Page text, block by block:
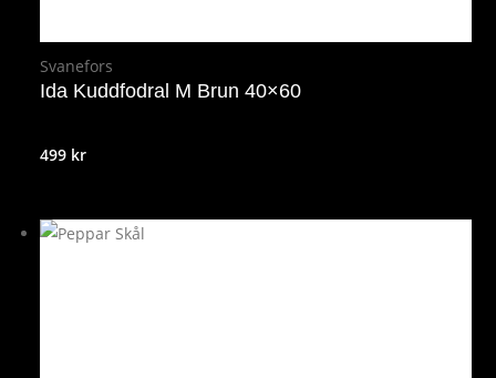
Svanefors
Ida Kuddfodral M Brun 40×60
499 kr